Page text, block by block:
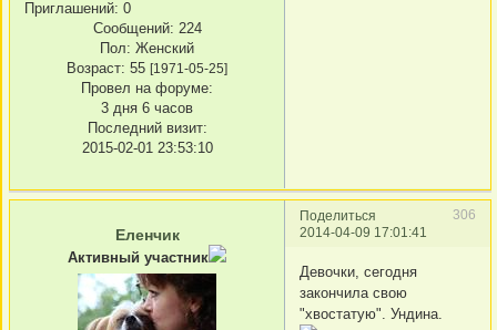
Приглашений: 0
Сообщений: 224
Пол: Женский
Возраст: 55 [1971-05-25]
Провел на форуме:
3 дня 6 часов
Последний визит:
2015-02-01 23:53:10
Поделиться
306
2014-04-09 17:01:41
Еленчик
Активный участник
Девочки, сегодня
закончила свою
"хвостатую". Ундина.